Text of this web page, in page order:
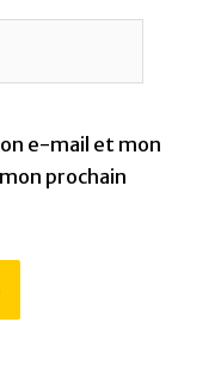
e-mail et mon
prochain